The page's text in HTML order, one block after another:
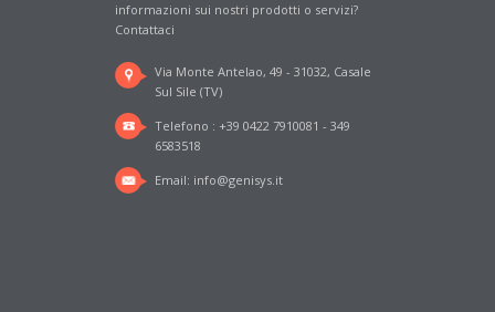
informazioni sui nostri prodotti o servizi?
Contattaci
Via Monte Antelao, 49 - 31032, Casale
Sul Sile (TV)
Telefono : +39 0422 7910081 - 349
6583518
Email: info@genisys.it